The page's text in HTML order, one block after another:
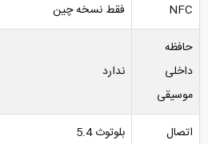
NFC
فقط نسخه چین
حافظه
داخلی
موسیقی
ندارد
اتصال بلوتوث 5.4